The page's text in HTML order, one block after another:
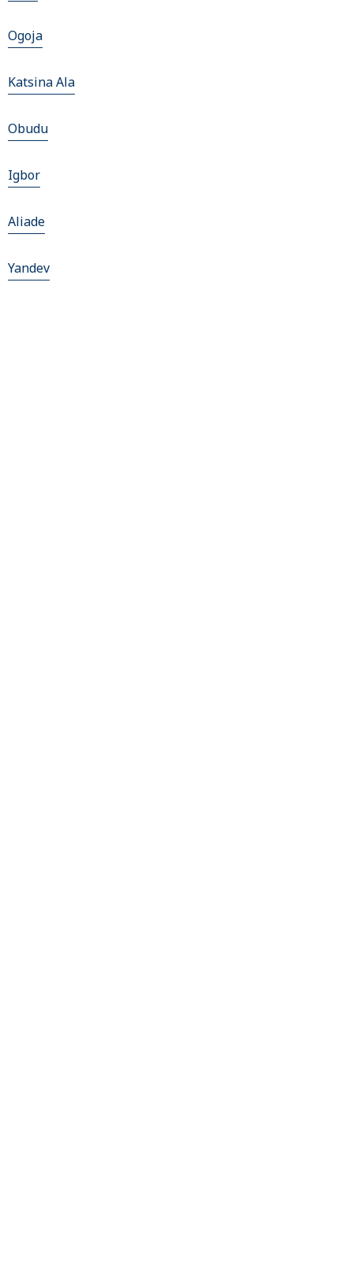
Ogoja
Katsina Ala
Obudu
Igbor
Aliade
Yandev